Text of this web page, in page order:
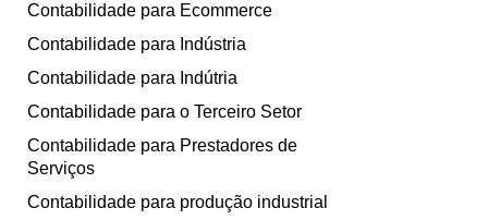
Contabilidade para Ecommerce
Contabilidade para Indústria
Contabilidade para Indútria
Contabilidade para o Terceiro Setor
Contabilidade para Prestadores de
Serviços
Contabilidade para produção industrial